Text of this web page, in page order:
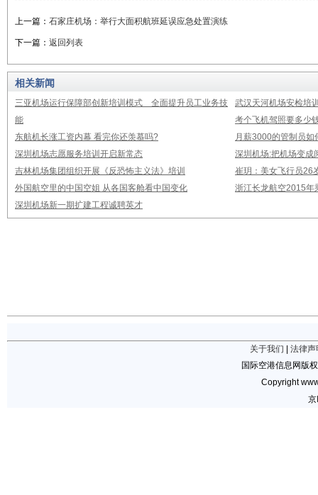
上一篇： 石家庄机场：举行大面积航班延误应急处置演练
下一篇： 返回列表
相关新闻
三亚机场运行保障部创新培训模式 全面提升员工业务技
能
武汉天河机场安检培
考个飞机驾照要多少
东航机长涨工资内幕 看完你还羡慕吗?
月薪3000的管制员
深圳机场志愿服务培训开启新常态
深圳机场:把机场变成
吉林机场集团组织开展《反恐怖主义法》培训
崔玥：美女飞行员26
外国航空里的中国空姐 从各国客舱看中国变化
浙江长龙航空2015年
深圳机场新一期扩建工程诚聘英才
关于我们
法律声
国际空港信息网版
Copyright